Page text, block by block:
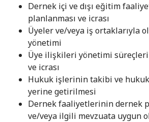
Dernek içi ve dışı eğitim
planlanması ve icrası
Üyeler ve/veya iş ortaklarıyla
yönetimi
Üye ilişkileri yönetimi
ve icrası
Hukuk işlerinin takibi ve
yerine getirilmesi
Dernek faaliyetlerinin dernek
ve/veya ilgili mevzuata uygun